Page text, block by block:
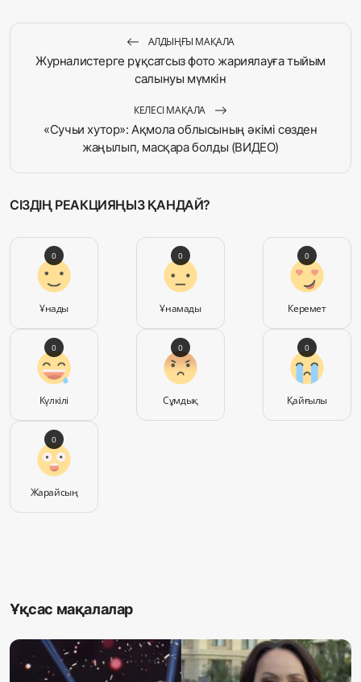
АЛДЫҢҒЫ МАҚАЛА
Журналистерге рұқсатсыз фото жариялауға тыйым
салынуы мүмкін
КЕЛЕСІ МАҚАЛА
«Сучьи хутор»: Ақмола облысының әкімі сөзден
жаңылып, масқара болды (ВИДЕО)
СІЗДІҢ РЕАКЦИЯҢЫЗ ҚАНДАЙ?
Ұнады
0
Ұнамады
0
Керемет
0
Күлкілі
0
Сұмдық
0
Қайғылы
0
Жарайсың
0
Ұқсас мақалалар